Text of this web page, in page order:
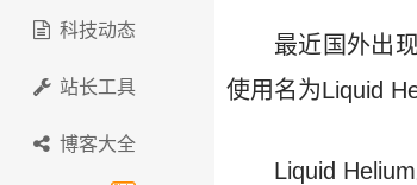
科技动态
站长工具
博客大全
最近国外出
使用名为Liquid
Liquid